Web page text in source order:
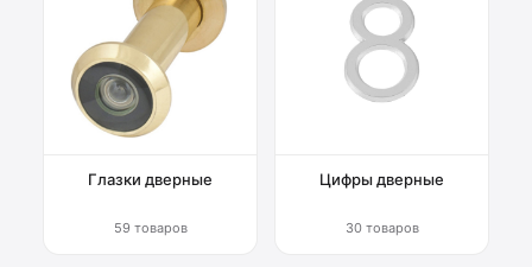
Глазки дверные
59 товаров
Цифры дверные
30 товаров